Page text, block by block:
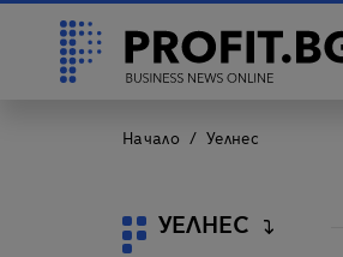
Начало Уелнес
УЕЛНЕС